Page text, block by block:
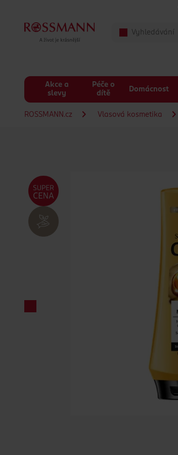
Akce a
slevy
Péče o
dítě
Domácnost
ROSSMANN.cz Vlasová kosmetika